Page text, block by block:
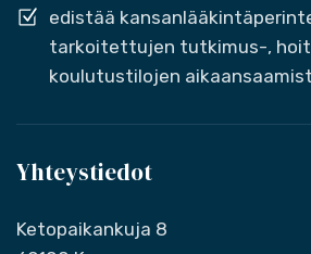
edistää
tarkoitettujen tutkimus-,
koulutustilojen
Yhteystiedot
Ketopaikankuja 8